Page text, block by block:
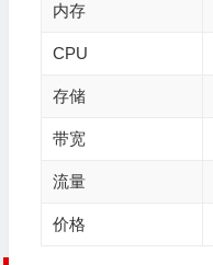
内存
CPU
存储
带宽
流量
价格